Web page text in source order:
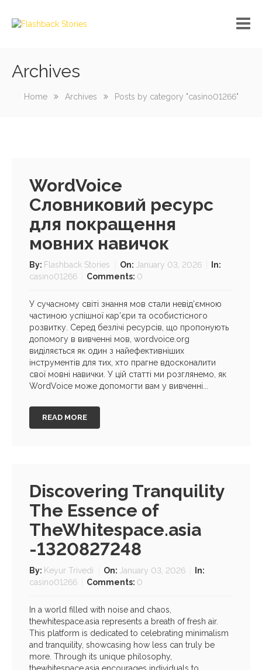
No custom menu created!
Archives
Home Archives Posts by category "casino01266"
WordVoice
Словниковий ресурс
для покращення
мовних навичок
By: Flashback Stories On: January 03, 2026
In:
casino01266
Comments: 0
У сучасному світі знання мов стали невід’ємною
частиною успішної кар’єри та особистісного
розвитку. Серед безлічі ресурсів, що пропонують
допомогу в вивченні мов, wordvoice.org
виділяється як один з найефективніших
інструментів для тих, хто прагне вдосконалити
свої мовні навички. У цій статті ми розглянемо, як
WordVoice може допомогти вам у вивченні...
READ MORE
Discovering Tranquility
The Essence of
TheWhitespace.asia
-1320827248
By: Keyur Trivedi On: January 03, 2026
In:
casino01266
Comments: 0
In a world filled with noise and chaos,
thewhitespace.asia represents a breath of fresh air.
This platform is dedicated to celebrating minimalism
and tranquility, showcasing how less can truly be
more. Through its unique philosophy,